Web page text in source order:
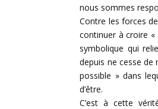
nous sommes
Contre les forces
continuer à croire «
symbolique qui
depuis ne cesse de
possible » dans
d’être.
C’est à cette